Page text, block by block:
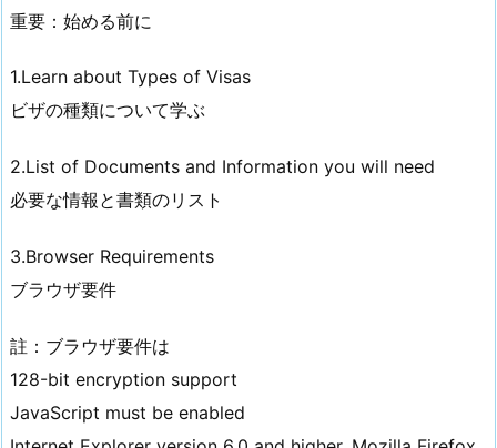
重要：始める前に
1.Learn about Types of Visas
ビザの種類について学ぶ
2.List of Documents and Information you will need
必要な情報と書類のリスト
3.Browser Requirements
ブラウザ要件
註：ブラウザ要件は
128-bit encryption support
JavaScript must be enabled